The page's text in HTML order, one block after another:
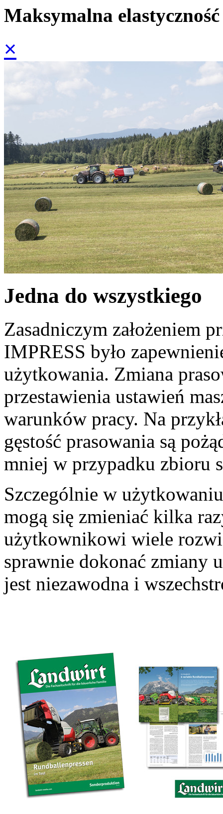
Maksymalna elastyczność
×
Jedna do wszystkiego
Zasadniczym założeniem
IMPRESS było
użytkowania. Zmiana
przestawienia ustawień
warunków pracy. Na
gęstość prasowania są
mniej w przypadku zbioru
Szczególnie w
mogą się zmieniać kilka
użytkownikowi wiele
sprawnie dokonać zmiany
jest niezawodna i